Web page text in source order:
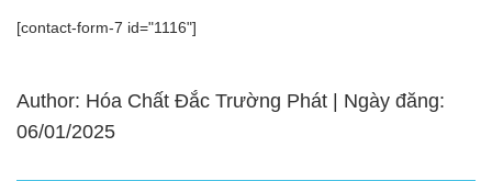
[contact-form-7 id="1116"]
Author: Hóa Chất Đắc Trường Phát | Ngày đăng:
06/01/2025